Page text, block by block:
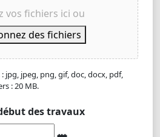
vos fichiers ici ou
des fichiers
jpg, jpeg, png, gif, doc, docx, pdf,
: 20 MB.
des travaux